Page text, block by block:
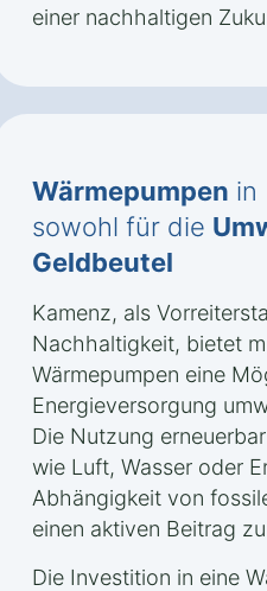
einer nachhaltigen
Wärmepumpen in
sowohl für die
Geldbeutel
Kamenz, als
Nachhaltigkeit, bietet
Wärmepumpen eine
Energieversorgung
Die Nutzung
wie Luft, Wasser oder
Abhängigkeit von
einen aktiven Beitrag
Die Investition in eine